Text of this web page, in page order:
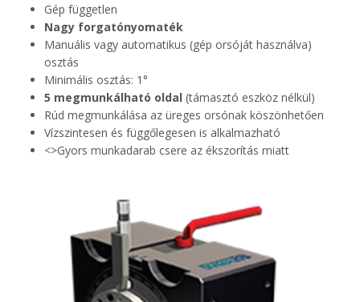
Gép független
Nagy forgatónyomaték
Manuális vagy automatikus (gép orsóját használva)
osztás
Minimális osztás: 1°
5 megmunkálható oldal (támasztó eszköz nélkül)
Rúd megmunkálása az üreges orsónak köszönhetően
Vízszintesen és függőlegesen is alkalmazható
<>Gyors munkadarab csere az ékszorítás miatt